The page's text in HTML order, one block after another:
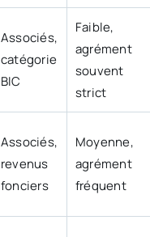
Associés,
catégorie
BIC
Faible,
agrément
souvent
strict
Associés,
revenus
fonciers
Moyenne,
agrément
fréquent